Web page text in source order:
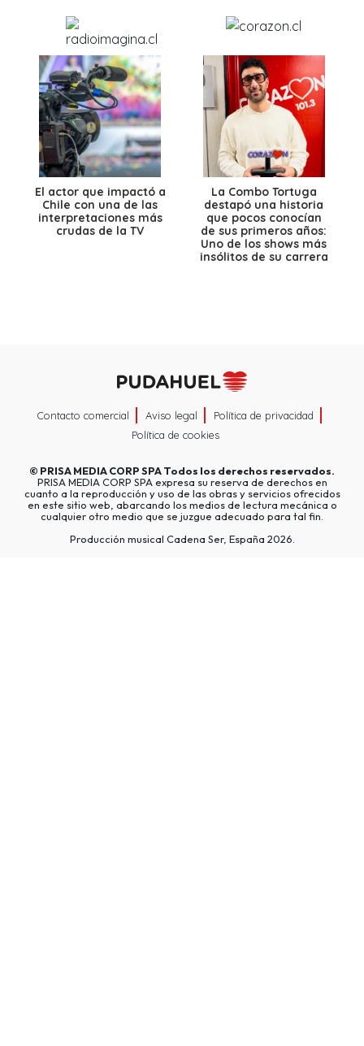
El actor que impactó a
Chile con una de las
interpretaciones más
crudas de la TV
La Combo Tortuga
destapó una historia
que pocos conocían
de sus primeros años:
Uno de los shows más
insólitos de su carrera
Contacto comercial Aviso legal
Política de privacidad
Política de cookies
© PRISA MEDIA CORP SPATodos los derechos reservados.
PRISA MEDIA CORP SPA expresa su reserva de derechos en
cuanto a la reproducción y uso de las obras y servicios ofrecidos
en este sitio web, abarcando los medios de lectura mecánica o
cualquier otro medio que se juzgue adecuado para tal fin.
Producción musical Cadena Ser, España 2026.